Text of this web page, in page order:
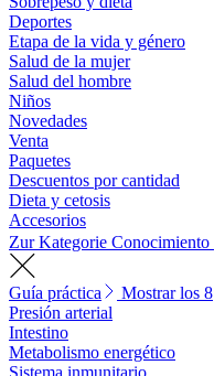
Deportes
Etapa de la vida y género
Salud de la mujer
Salud del hombre
Niños
Novedades
Venta
Paquetes
Descuentos por cantidad
Dieta y cetosis
Accesorios
Zur Kategorie Conocimiento
Guía práctica
Mostrar los 8
Presión arterial
Intestino
Metabolismo energético